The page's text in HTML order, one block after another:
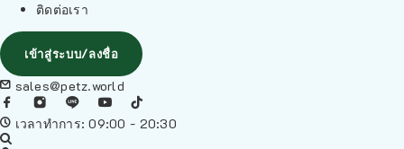
ติดต่อเรา
เข้าสู่ระบบ/ลงชื่อ
sales@petz.world
เวลาทำการ: 09:00 - 20:30